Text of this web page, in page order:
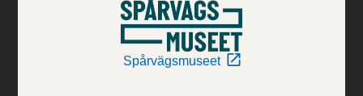
Spårvägsmuseet